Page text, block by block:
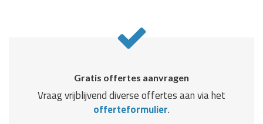
Gratis offertes aanvragen
Vraag vrijblijvend diverse offertes aan via het
offerteformulier.